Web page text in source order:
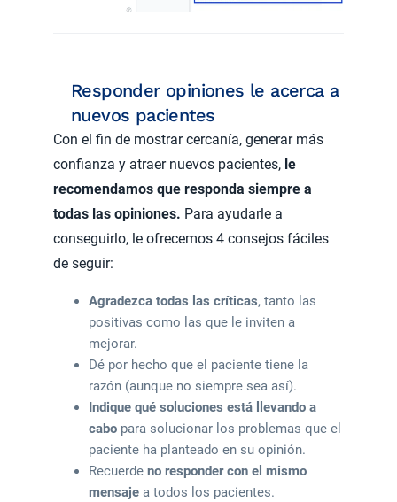
Responder opiniones le acerca a
nuevos pacientes
Con el fin de mostrar cercanía, generar más
confianza y atraer nuevos pacientes, le
recomendamos que responda siempre a
todas las opiniones. Para ayudarle a
conseguirlo, le ofrecemos 4 consejos fáciles
de seguir:
Agradezca todas las críticas, tanto las
positivas como las que le inviten a
mejorar.
Dé por hecho que el paciente tiene la
razón (aunque no siempre sea así).
Indique qué soluciones está llevando a
cabo para solucionar los problemas que el
paciente ha planteado en su opinión.
Recuerde no responder con el mismo
mensaje a todos los pacientes.